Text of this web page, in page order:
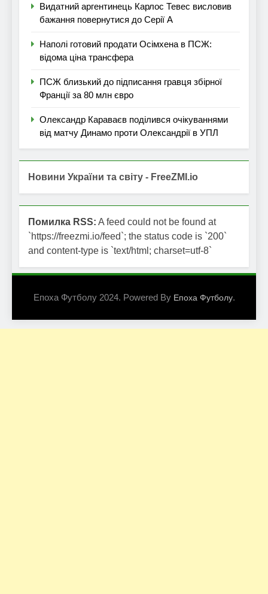
Видатний аргентинець Карлос Тевес висловив
бажання повернутися до Серії А
Наполі готовий продати Осімхена в ПСЖ:
відома ціна трансфера
ПСЖ близький до підписання гравця збірної
Франції за 80 млн євро
Олександр Караваєв поділився очікуваннями
від матчу Динамо проти Олександрії в УПЛ
Новини України та світу - FreeZMI.io
Помилка RSS: A feed could not be found at
`https://freezmi.io/feed`; the status code is `200`
and content-type is `text/html; charset=utf-8`
Епоха Футболу 2024. Powered By Епоха Футболу.